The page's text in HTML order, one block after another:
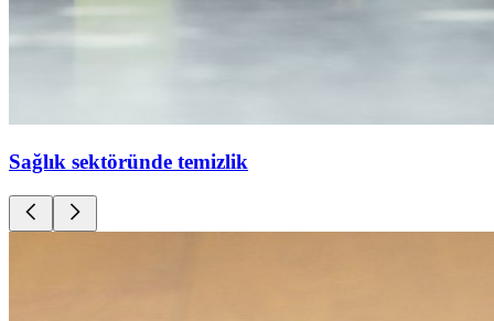
Sağlık sektöründe temizlik